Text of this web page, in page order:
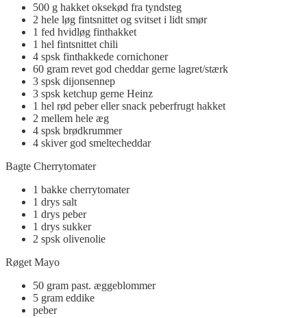
500 g hakket oksekød fra tyndsteg
2 hele løg fintsnittet og svitset i lidt smør
1 fed hvidløg finthakket
1 hel fintsnittet chili
4 spsk finthakkede cornichoner
60 gram revet god cheddar gerne lagret/stærk
3 spsk dijonsennep
3 spsk ketchup gerne Heinz
1 hel rød peber eller snack peberfrugt hakket
2 mellem hele æg
4 spsk brødkrummer
4 skiver god smeltecheddar
Bagte Cherrytomater
1 bakke cherrytomater
1 drys salt
1 drys peber
1 drys sukker
2 spsk olivenolie
Røget Mayo
50 gram past. æggeblommer
5 gram eddike
peber